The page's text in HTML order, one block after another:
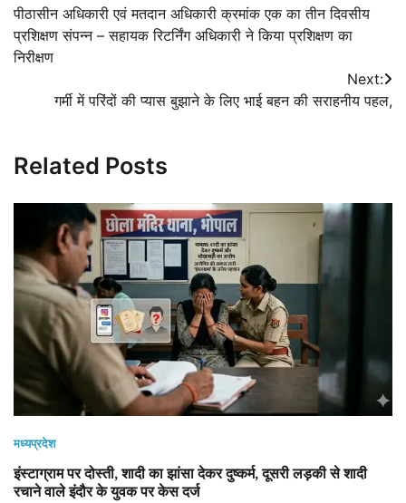
navigation
पीठासीन अधिकारी एवं मतदान अधिकारी क्रमांक एक का तीन दिवसीय
प्रशिक्षण संपन्न – सहायक रिटर्निंग अधिकारी ने किया प्रशिक्षण का
निरीक्षण
Next:
गर्मी में परिंदों की प्यास बुझाने के लिए भाई बहन की सराहनीय पहल,
Related Posts
मध्यप्रदेश
इंस्टाग्राम पर दोस्ती, शादी का झांसा देकर दुष्कर्म, दूसरी लड़की से शादी
रचाने वाले इंदौर के युवक पर केस दर्ज